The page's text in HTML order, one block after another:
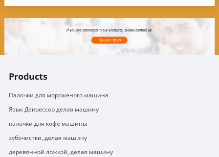
Products
Палочки для мороженого машина
Язык Депрессор делая машину
палочки для кофе машины
зубочистки, делая машину
деревянной ложкой, делая машину